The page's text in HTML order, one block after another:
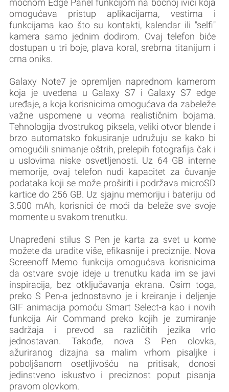
moćnom Edge Panel funkcijom na bočnoj ivici koja
omogućava pristup aplikacijama, vestima i
funkcijama kao što su kontakti, kalendar ili "selfi"
kamera samo jednim dodirom. Ovaj telefon biće
dostupan u tri boje, plava koral, srebrna titanijum i
crna oniks.
Galaxy Note7 je opremljen naprednom kamerom
koja je uvedena u Galaxy S7 i Galaxy S7 edge
uređaje, a koja korisnicima omogućava da zabeleže
važne uspomene u veoma realističnim bojama.
Tehnologija dvostrukog piksela, veliki otvor blende i
brzo automatsko fokusiranje udružuju se kako bi
omogućili snimanje oštrih, prelepih fotografija čak i
u uslovima niske osvetljenosti. Uz 64 GB interne
memorije, ovaj telefon nudi kapacitet za čuvanje
podataka koji se može proširiti i podržava microSD
kartice do 256 GB. Uz sjajnu memoriju i bateriju od
3.500 mAh, korisnici će moći da beleže sve svoje
momente u svakom trenutku.
Unapređeni stilus S Pen je karta za svet u kome
možete da uradite više, efikasnije i preciznije. Nova
Screenoff Memo funkcija omogućava korisnicima
da ostvare svoje ideje u trenutku kada im se javi
inspiracija, bez otključavanja ekrana. Osim toga,
preko S Pen-a jednostavno je i kreiranje i deljenje
GIF animacija pomoću Smart Select-a kao i novih
funkcija Air Command preko kojih je zumiranje
sadržaja i prevod sa različitih jezika vrlo
jednostavan. Takođe, nova S Pen olovka,
ažuriranog dizajna sa malim vrhom pisaljke i
poboljšanom osetljivošću na pritisak, donosi
jedinstveno iskustvo i preciznost poput pisanja
pravom olovkom.